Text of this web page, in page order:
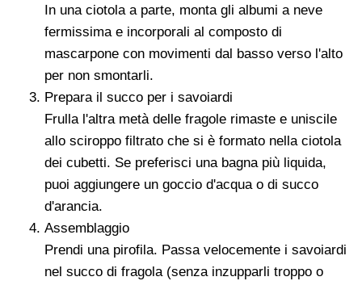
In una ciotola a parte, monta gli albumi a neve
fermissima e incorporali al composto di
mascarpone con movimenti dal basso verso l'alto
per non smontarli.
Prepara il succo per i savoiardi
Frulla l'altra metà delle fragole rimaste e uniscile
allo sciroppo filtrato che si è formato nella ciotola
dei cubetti. Se preferisci una bagna più liquida,
puoi aggiungere un goccio d'acqua o di succo
d'arancia.
Assemblaggio
Prendi una pirofila. Passa velocemente i savoiardi
nel succo di fragola (senza inzupparli troppo o